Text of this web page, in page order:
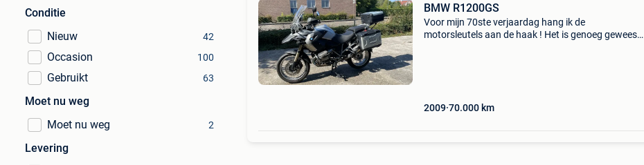
Conditie
Nieuw
42
Occasion 100
Gebruikt 63
Moet nu weg
Moet nu weg
2
Levering
BMW R1200GS
Voor mijn 70ste verjaardag hang ik de
motorsleutels aan de haak ! Het is genoeg geweest
2009 70.000 km